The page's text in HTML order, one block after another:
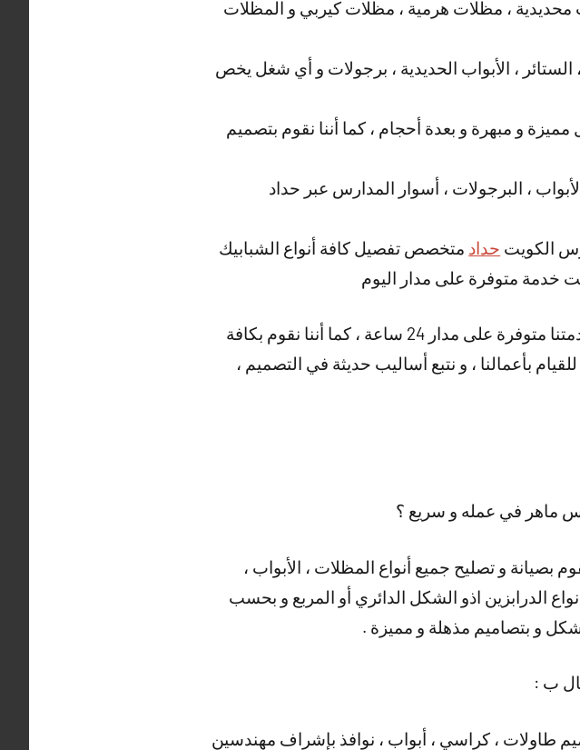
محديدية ، مظلات هرمية ، مظلات كيربي و المظلات
، الأبواب الحديدية ، برجولات و أي شغل يخص
و مبهرة و بعدة أحجام ، كما أننا نقوم بتصميم
، البرجولات ، أسوار المدارس عبر حداد
الكويت حداد متخصص تفصيل كافة أنواع الشبابيك
خدمة متوفرة على مدار اليوم
و هناك أيضا العديد من الأعمال التي يقوم بها حداد الفردوس ، خدمتنا متوفرة على مدار 24 ساعة ، كما أننا نقوم بكافة
بأعمالنا ، و نتبع أساليب حديثة في التصميم ،
ماهر في عمله و سريع ؟
بصيانة و تصليح جميع أنواع المظلات ، الأبواب ،
الدرابزين اذو الشكل الدائري أو المربع و بحسب
و بتصاميم مذهلة و مميزة .
ب :
طاولات ، كراسي ، أبواب ، نوافذ بإشراف مهندسين